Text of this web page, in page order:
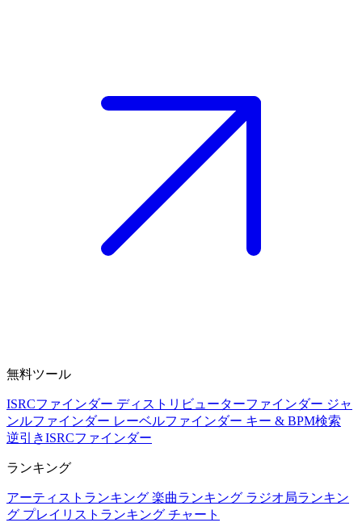
無料ツール
ISRCファインダー ディストリビューターファインダー ジャ
ンルファインダー レーベルファインダー キー & BPM検索
逆引きISRCファインダー
ランキング
アーティストランキング 楽曲ランキング ラジオ局ランキン
グ プレイリストランキング チャート